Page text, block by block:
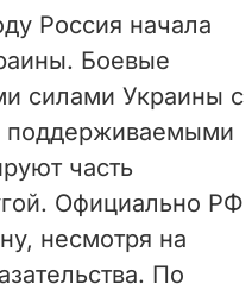
Россия начала
Боевые
силами Украины с
поддерживаемыми
часть
Официально РФ
несмотря на
По